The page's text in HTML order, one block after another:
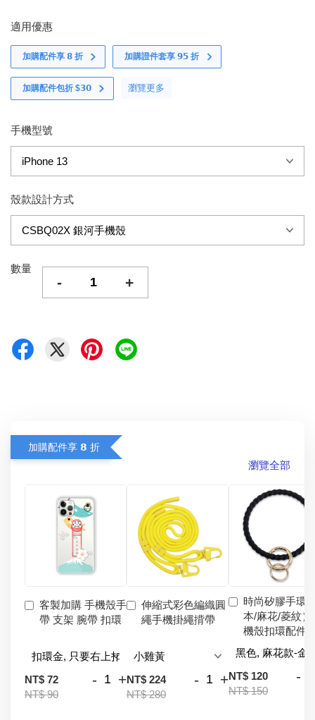
適用優惠
加購配件享 𝟴 折 加購證件套享 𝟵𝟱 折
加購配件包折 $𝟯𝟬 瀏覽更多
手機型號
殼款設計方式
數量
- +
加購配件享 𝟴 折
瀏覽全部
客製加購 手機殼手
帶 支架 腕帶 扣環
NT$ 72
NT$ 90
- +
伸縮式彩色編織圓
繩手機掛繩揹帶
NT$ 224
NT$ 280
- +
時尚矽膠手環
本/麻花/菱紋）
機殼扣環配件
NT$ 120
NT$ 150
-